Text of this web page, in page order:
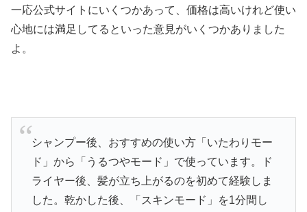
一応公式サイトにいくつかあって、価格は高いけれど使い
心地には満足してるといった意見がいくつかありました
よ。
シャンプー後、おすすめの使い方「いたわりモー
ド」から「うるつやモード」で使っています。ド
ライヤー後、髪が立ち上がるのを初めて経験しま
した。乾かした後、「スキンモード」を1分間し